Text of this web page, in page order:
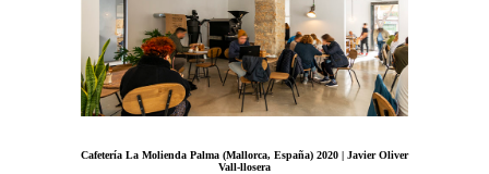
Cafetería La Molienda Palma (Mallorca, España) 2020 | Javier Oliver
Vall-llosera